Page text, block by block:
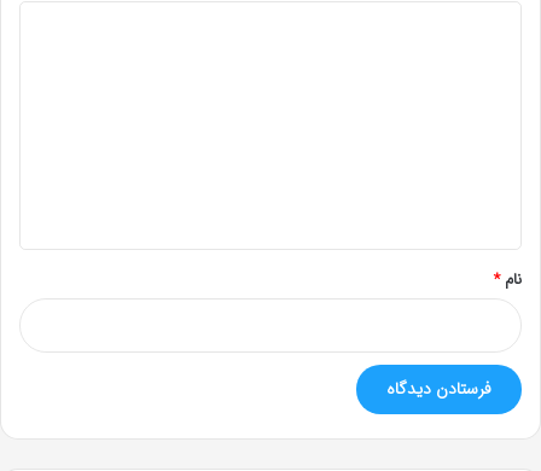
نام*